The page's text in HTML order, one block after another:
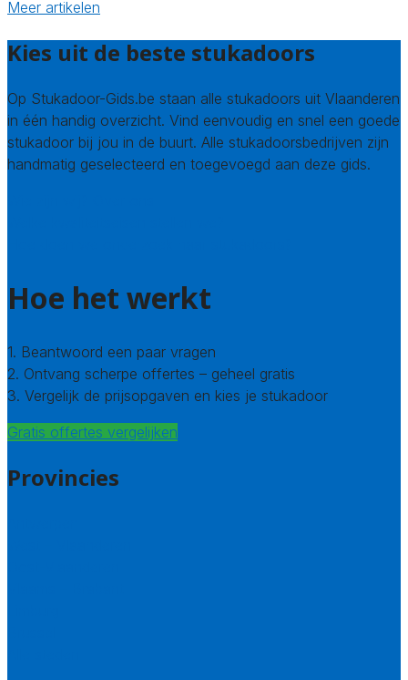
Meer artikelen
Kies uit de beste stukadoors
Op Stukadoor-Gids.be staan alle stukadoors uit Vlaanderen
in één handig overzicht. Vind eenvoudig en snel een goede
stukadoor bij jou in de buurt. Alle stukadoorsbedrijven zijn
handmatig geselecteerd en toegevoegd aan deze gids.
Hoe het werkt
1. Beantwoord een paar vragen
2. Ontvang scherpe offertes – geheel gratis
3. Vergelijk de prijsopgaven en kies je stukadoor
Gratis offertes vergelijken
Provincies